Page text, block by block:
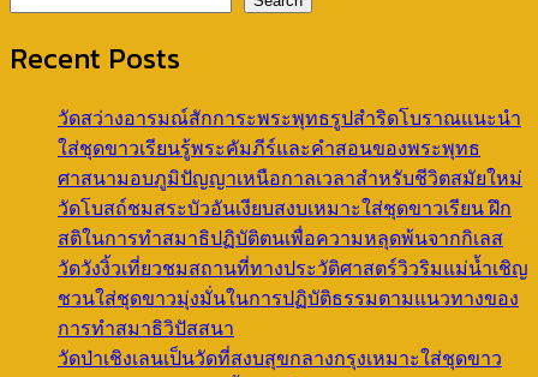
Recent Posts
วัดสว่างอารมณ์สักการะพระพุทธรูปสำริดโบราณแนะนำ
ใส่ชุดขาวเรียนรู้พระคัมภีร์และคำสอนของพระพุทธ
ศาสนามอบภูมิปัญญาเหนือกาลเวลาสำหรับชีวิตสมัยใหม่
วัดโบสถ์ชมสระบัวอันเงียบสงบเหมาะใส่ชุดขาวเรียน ฝึก
สติในการทำสมาธิปฏิบัติตนเพื่อความหลุดพ้นจากกิเลส
วัดวังงิ้วเที่ยวชมสถานที่ทางประวัติศาสตร์วิวริมแม่น้ำเชิญ
ชวนใส่ชุดขาวมุ่งมั่นในการปฏิบัติธรรมตามแนวทางของ
การทำสมาธิวิปัสสนา
วัดป่าเชิงเลนเป็นวัดที่สงบสุขกลางกรุงเหมาะใส่ชุดขาว